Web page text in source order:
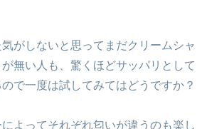
がしないと思ってまだクリームシャ
無い人も、驚くほどサッパリとして
で一度は試してみてはどうですか？
よってそれぞれ匂いが違うのも楽し